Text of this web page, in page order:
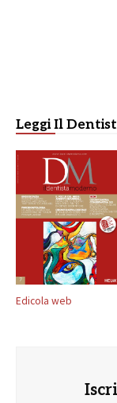
Leggi Il
Edicola web